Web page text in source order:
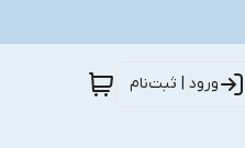
ورود | ثبت‌نام